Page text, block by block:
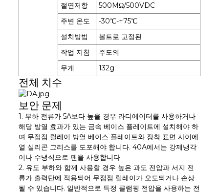
절연저항
500MΩ/500VDC
주변 온도
-30℃-+75℃
설치방법
볼트로 고정된
작업 지침
주도의
무게
132g
전체 치수
보안 문제
1. 부하 전류가 5A보다 높을 경우 라디에이터를 사용하거나
해당 방열 효과가 있는 금속 베이스 플레이트에 설치해야 하
며 무접점 릴레이 방열 베이스 플레이트와 장착 표면 사이에
열 실리콘 그리스를 도포해야 합니다. 40A에서는 강제냉각
이나 수냉식으로 팬을 사용합니다.
2. 유도 부하와 함께 사용할 경우 높은 과도 전압과 서지 전
류가 출력단에 적용되어 무접점 릴레이가 오도되거나 손상
될 수 있습니다. 일반적으로 특정 클램핑 전압을 사용하는 전